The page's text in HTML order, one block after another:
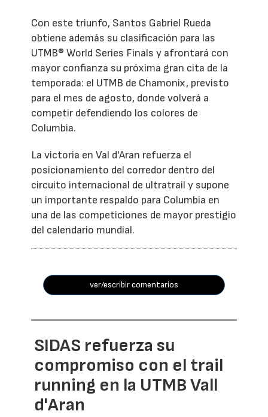
Con este triunfo, Santos Gabriel Rueda
obtiene además su clasificación para las
UTMB® World Series Finals y afrontará con
mayor confianza su próxima gran cita de la
temporada: el UTMB de Chamonix, previsto
para el mes de agosto, donde volverá a
competir defendiendo los colores de
Columbia.
La victoria en Val d'Aran refuerza el
posicionamiento del corredor dentro del
circuito internacional de ultratrail y supone
un importante respaldo para Columbia en
una de las competiciones de mayor prestigio
del calendario mundial.
ver/escribir comentarios
SIDAS refuerza su
compromiso con el trail
running en la UTMB Vall
d'Aran